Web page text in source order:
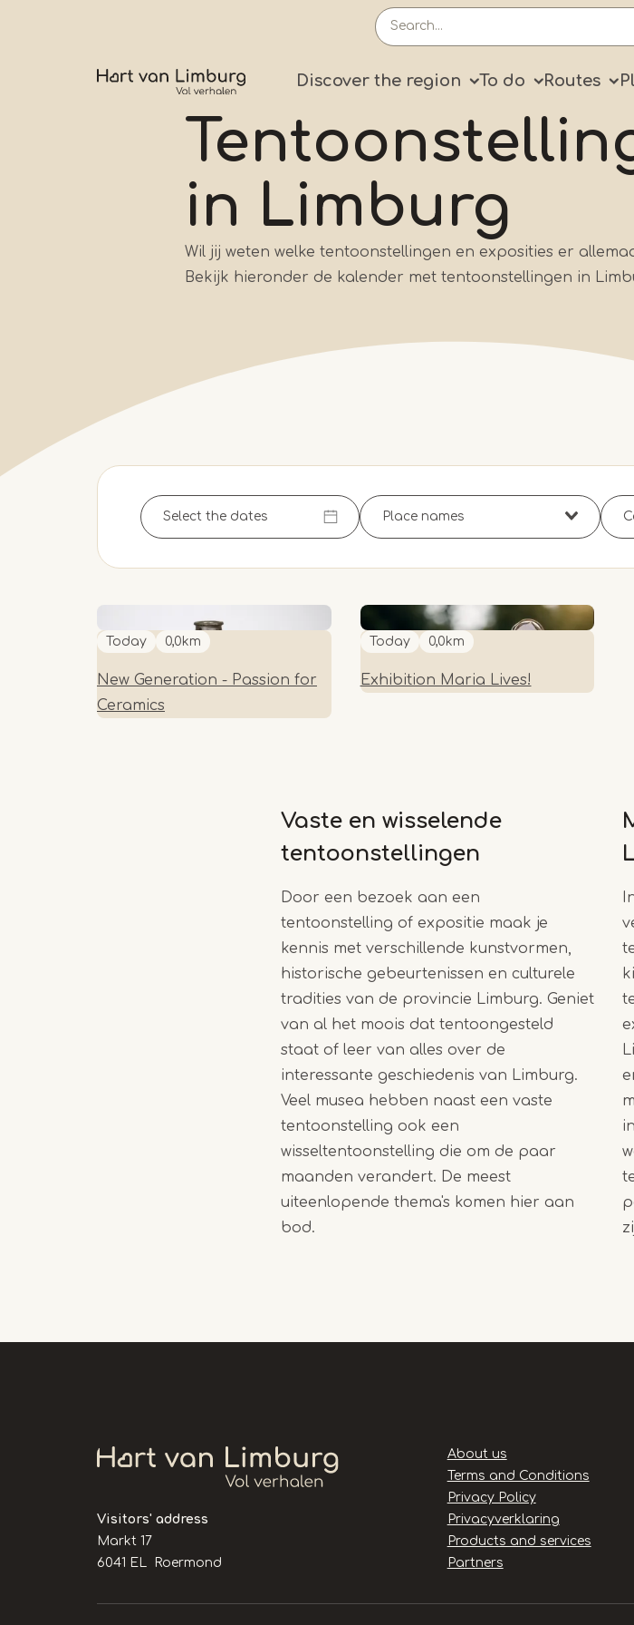
Primary
Discover the region To do Routes
in Limburg
Wil jij weten welke tentoonstellingen en exposities er
Bekijk hieronder de kalender met tentoonstellingen in
New Generation - Passion for
Ceramics
Today 0,0km
Exhibition Maria Lives!
Today 0,0km
Vaste en wisselende
tentoonstellingen
Door een bezoek aan een
tentoonstelling of expositie maak je
kennis met verschillende kunstvormen,
historische gebeurtenissen en culturele
tradities van de provincie Limburg. Geniet
van al het moois dat tentoongesteld
staat of leer van alles over de
interessante geschiedenis van Limburg.
Veel musea hebben naast een vaste
tentoonstelling ook een
wisseltentoonstelling die om de paar
maanden verandert. De meest
uiteenlopende thema's komen hier aan
bod.
Visitors' address
Markt 17
6041 EL Roermond
Handige
links
About us
Terms and Conditions
Privacy Policy
Privacyverklaring
Products and services
Partners